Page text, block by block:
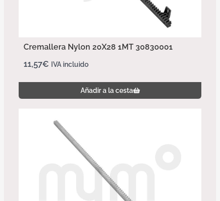
Cremallera Nylon 20X28 1MT 30830001
11,57€ IVA incluido
Añadir a la cesta